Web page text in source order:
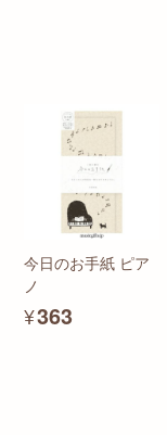
今日のお手紙 ピア
ノ
¥363